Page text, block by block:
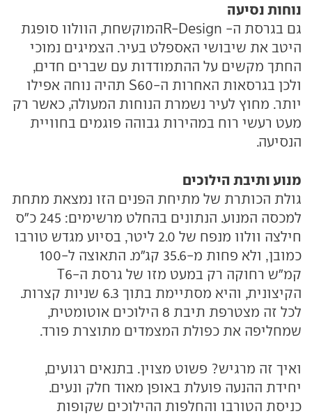
נוחות נסיעה
גם בגרסת ה- R-Designהמוקשחת, הוולוו סופגת
היטב את שיבושי האספלט בעיר. הצמיגים נמוכי
החתך מקשים על ההתמודדות עם שברים חדים,
ולכן בגרסאות האחרות ה-S60 תהיה נוחה אפילו
יותר. מחוץ לעיר נשמרת הנוחות המעולה, כאשר רק
מעט רעשי רוח במהירות גבוהה פוגמים בחוויית
הנסיעה.
מנוע ותיבת הילוכים
גולת הכותרת של מתיחת הפנים הזו נמצאת מתחת
למכסה המנוע. הנתונים בהחלט מרשימים: 245 כ"ס
חילצה וולוו מנפח של 2.0 ליטר, בסיוע מגדש טורבו
כמובן, ולא פחות מ-35.6 קג"מ. התאוצה ל-100
קמ"ש רחוקה רק במעט מזו של גרסת ה-T6
הקיצונית, והיא מסתיימת בתוך 6.3 שניות קצרות.
לכל זה מצטרפת תיבת 8 הילוכים אוטומטית,
שמחליפה את כפולת המצמדים מתוצרת פורד.
ואיך זה מרגיש? פשוט מצוין. בתנאים רגועים,
יחידת ההנעה פועלת באופן מאוד חלק ונעים.
כניסת הטורבו והחלפות ההילוכים שקופות